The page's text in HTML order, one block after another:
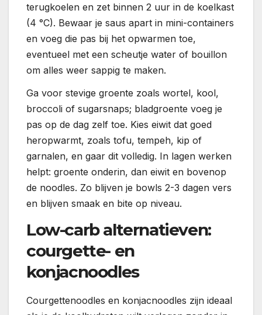
terugkoelen en zet binnen 2 uur in de koelkast
(4 °C). Bewaar je saus apart in mini-containers
en voeg die pas bij het opwarmen toe,
eventueel met een scheutje water of bouillon
om alles weer sappig te maken.
Ga voor stevige groente zoals wortel, kool,
broccoli of sugarsnaps; bladgroente voeg je
pas op de dag zelf toe. Kies eiwit dat goed
heropwarmt, zoals tofu, tempeh, kip of
garnalen, en gaar dit volledig. In lagen werken
helpt: groente onderin, dan eiwit en bovenop
de noodles. Zo blijven je bowls 2-3 dagen vers
en blijven smaak en bite op niveau.
Low-carb alternatieven:
courgette- en
konjacnoodles
Courgettenoodles en konjacnoodles zijn ideaal